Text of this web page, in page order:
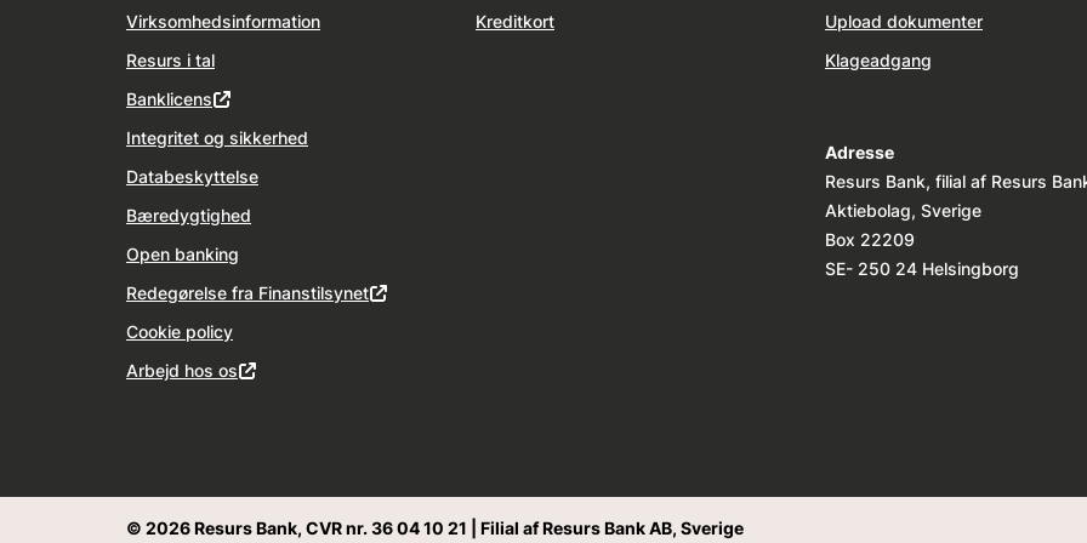
Virksomhedsinformation
Resurs i tal
Banklicens
Integritet og sikkerhed
Databeskyttelse
Bæredygtighed
Open banking
Redegørelse fra Finanstilsynet
Cookie policy
Arbejd hos os
Kreditkort
Upload dokumenter
Klageadgang
Adresse
Resurs Bank, filial af Resurs
Aktiebolag, Sverige
Box 22209
SE- 250 24 Helsingborg
© 2026 Resurs Bank, CVR nr. 36 04 10 21 | Filial af Resurs Bank AB, Sverige